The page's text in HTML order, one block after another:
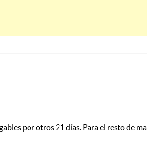
por otros 21 días. Para el resto de